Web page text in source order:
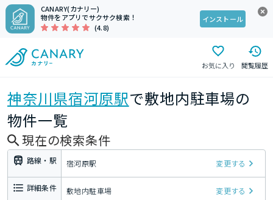
CANARY(カナリー)
物件をアプリでサクサク検索！
(4.8)
インストール
お気に入り 閲覧履歴
神奈川県宿河原駅で敷地内駐車場の
物件一覧
現在の検索条件
路線・駅 宿河原駅 変更する
詳細条件 敷地内駐車場 変更する